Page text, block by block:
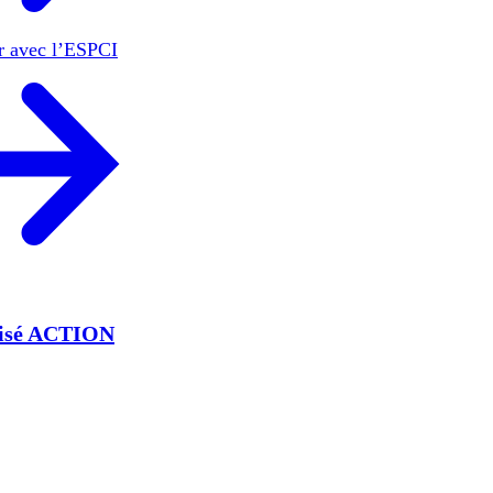
avec l’ESPCI
ACTION